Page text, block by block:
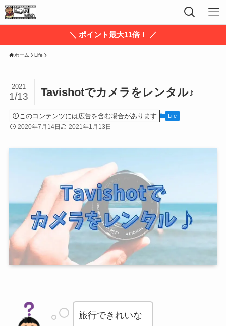
＼ ポイント最大11倍！ ／
ホーム Life
Tavishotでカメラをレンタル♪
2021
1/13
このコンテンツには広告を含む場合があります Life
2020年7月14日 2021年1月13日
旅行できれいな